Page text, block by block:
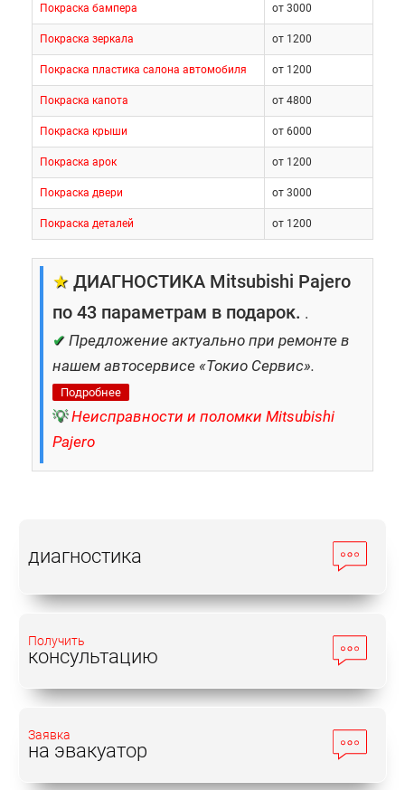
Покраска бампера от 3000
Покраска зеркала от 1200
Покраска пластика салона автомобиля от 1200
Покраска капота от 4800
Покраска крыши от 6000
Покраска арок от 1200
Покраска двери от 3000
Покраска деталей от 1200
★ ДИАГНОСТИКА Mitsubishi Pajero
по 43 параметрам в подарок. .
✔ Предложение актуально при ремонте в
нашем автосервисе «Токио Сервис».
Подробнее
💡 Неисправности и поломки Mitsubishi
Pajero
диагностика
Получить
консультацию
Заявка
на эвакуатор